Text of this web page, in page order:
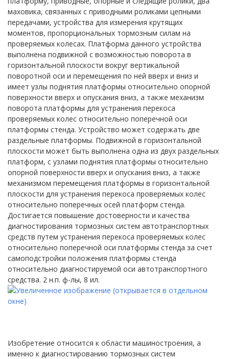
маховика, связанных с приводными роликами цепными
передачами, устройства для измерения крутящих
моментов, пропорциональных тормозным силам на
проверяемых колесах. Платформа данного устройства
выполнена подвижной с возможностью поворота в
горизонтальной плоскости вокруг вертикальной
поворотной оси и перемещения по ней вверх и вниз и
имеет узлы поднятия платформы относительно опорной
поверхности вверх и опускания вниз, а также механизм
поворота платформы для устранения перекоса
проверяемых колес относительно поперечной оси
платформы стенда. Устройство может содержать две
раздельные платформы. Подвижной в горизонтальной
плоскости может быть выполнена одна из двух раздельных
платформ, с узлами поднятия платформы относительно
опорной поверхности вверх и опускания вниз, а также
механизмом перемещения платформы в горизонтальной
плоскости для устранения перекоса проверяемых колес
относительно поперечных осей платформ стенда.
Достигается повышение достоверности и качества
диагностирования тормозных систем автотранспортных
средств путем устранения перекоса проверяемых колес
относительно поперечной оси платформы стенда за счет
самоподстройки положения платформы стенда
относительно диагностируемой оси автотранспортного
средства. 2 н.п. ф-лы, 8 ил.
Изобретение относится к области машиностроения, а
именно к диагностированию тормозных систем